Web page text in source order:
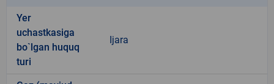
Yer
uchastkasiga
bo`lgan huquq
turi
Ijara